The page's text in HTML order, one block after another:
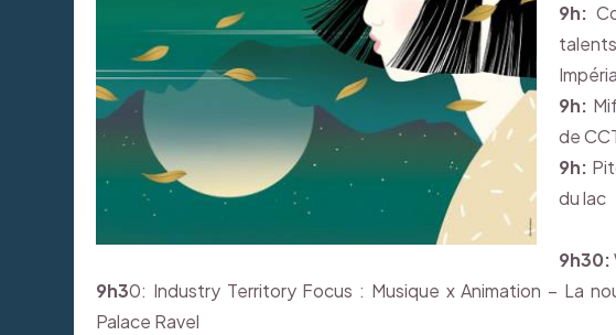
9h:
9h:
de
9h:
du lac
9h30:
9h30: Industry Territory Focus : Musique x Animation – La
Palace Ravel